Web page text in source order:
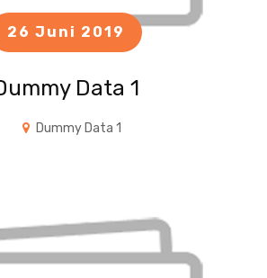
26 Juni 2019
Data 1
Dummy Data 1